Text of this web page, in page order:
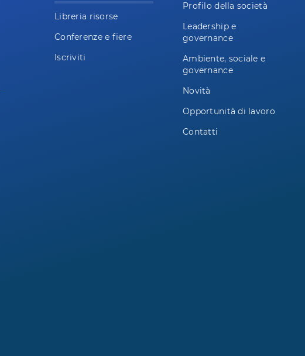
Libreria risorse
Conferenze e fiere
Iscriviti
Profilo della società
Leadership e
governance
Ambiente, sociale e
governance
Novità
Opportunità di lavoro
Contatti